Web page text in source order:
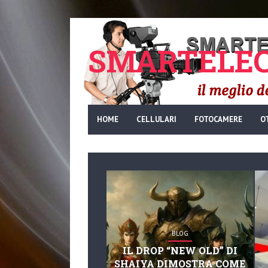
HOME CELLULARI FOTOCAMERE
BLOG
IL DROP “NEW OLD” DI
SHAIYA DIMOSTRA COME